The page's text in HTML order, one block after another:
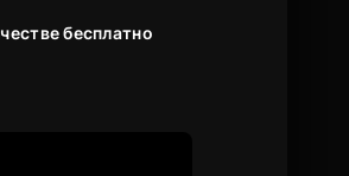
бесплатно